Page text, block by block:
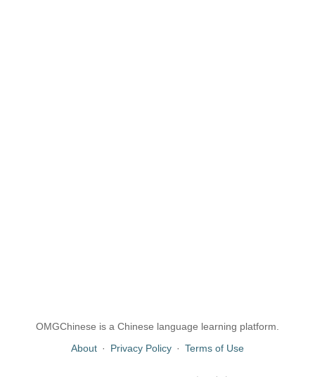
OMGChinese is a Chinese language learning platform.
About · Privacy Policy · Terms of Use